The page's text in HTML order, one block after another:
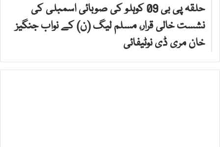
حلقہ پی بی 09 کوہلو کی صوبائی اسمبلی کی
نشست خالی قرار، مسلم لیگ (ن) کے نواب جنگیز
خان مری ڈی نوٹیفائی